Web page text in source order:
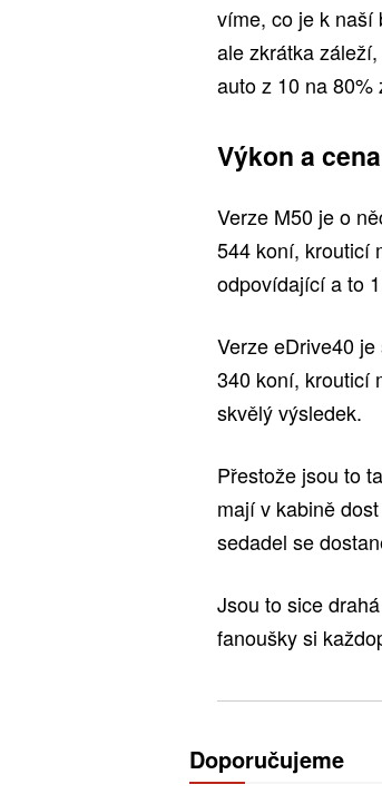
víme, co je k naší
ale zkrátka
auto z 10 na 80%
Výkon a cena
Verze M50 je o
544 koní, krouticí
odpovídající a to
Verze eDrive40
340 koní, krouticí
skvělý výsledek.
Přestože jsou to
mají v kabině
sedadel se
Jsou to sice
fanoušky si
Doporučujeme